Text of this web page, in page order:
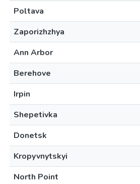
Poltava
Zaporizhzhya
Ann Arbor
Berehove
Irpin
Shepetivka
Donetsk
Kropyvnytskyi
North Point